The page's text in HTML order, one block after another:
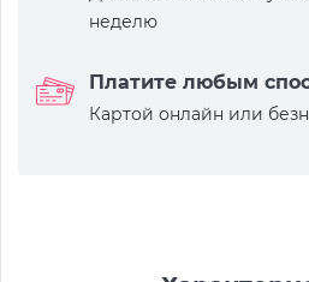
неделю
Платите любым
Картой онлайн или